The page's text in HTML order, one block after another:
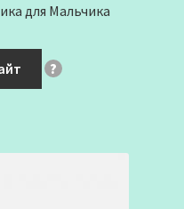
для Мальчика
?